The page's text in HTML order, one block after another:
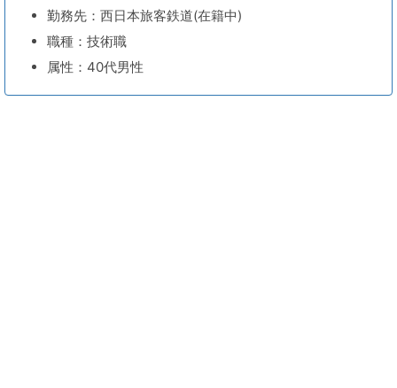
勤務先：西日本旅客鉄道(在籍中)
職種：技術職
属性：40代男性